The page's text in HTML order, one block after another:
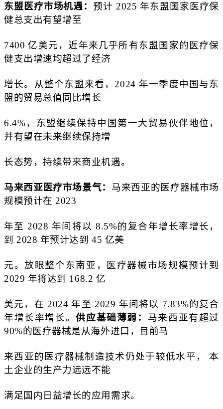
东盟医疗市场机遇：预计 2025 年东盟国家医疗保
健总支出有望增至
7400 亿美元，近年来几乎所有东盟国家的医疗保
健支出增速均超过了经济
增长。从整个东盟来看，2024 年一季度中国与东
盟的贸易总值同比增长
6.4%，东盟继续保持中国第一大贸易伙伴地位，
并有望在未来继续保持增
长态势，持续带来商业机遇。
马来西亚医疗市场景气： 马来西亚的医疗器械市场
规模预计在 2023
年至 2028 年间将以 8.5%的复合年增长率增长，
到 2028 年预计达到 45 亿美
元。放眼整个东南亚，医疗器械市场规模预计到
2029 年将达到 168.2 亿
美元，在 2024 年至 2029 年间将以 7.83%的复合
年增长率增长。供应基础薄弱： 马来西亚有超过
90%的医疗器械是从海外进口，目前马
来西亚的医疗器械制造技术仍处于较低水平， 本
土企业的生产力远远不能
满足国内日益增长的应用需求。